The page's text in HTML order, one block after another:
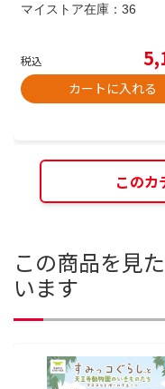
マイストア在庫： 36
税込
カートに入れる
このカ
この商品を見
います